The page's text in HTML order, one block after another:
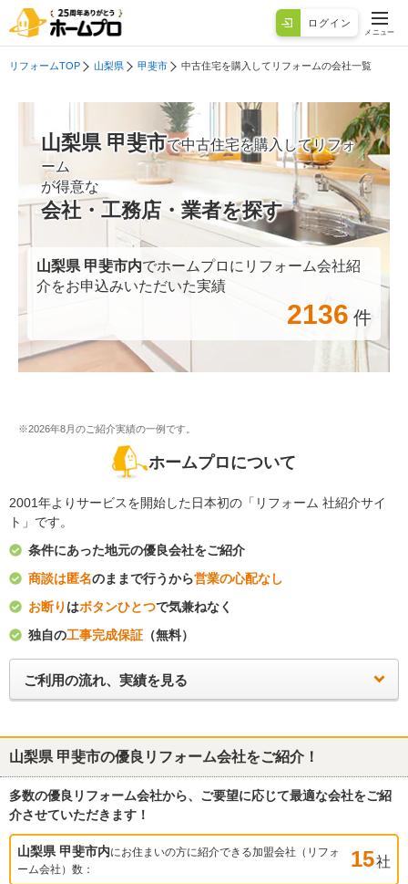
ログイン
メニュー
リフォームTOP 山梨県 甲斐市 中古住宅を購入してリフォームの会社一覧
山梨県 甲斐市で中古住宅を購入してリフォ
ーム
が得意な
会社・工務店・業者を探す
山梨県 甲斐市内でホームプロにリフォーム会社紹
介をお申込みいただいた実績
2136 件
※2026年8月のご紹介実績の一例です。
ホームプロについて
2001年よりサービスを開始した日本初の「リフォーム 社紹介サイ
ト」です。
条件にあった地元の優良会社をご紹介
商談は匿名のままで行うから営業の心配なし
お断り はボタンひとつで気兼ねなく
独自の工事完成保証 （無料）
ご利用の流れ、実績を見る
山梨県 甲斐市の優良リフォーム会社をご紹介！
多数の優良リフォーム会社から、ご要望に応じて最適な会社をご紹
介させていただきます！
山梨県 甲斐市内にお住まいの方に紹介できる加盟会社（リフォ
ーム会社）数：
15社